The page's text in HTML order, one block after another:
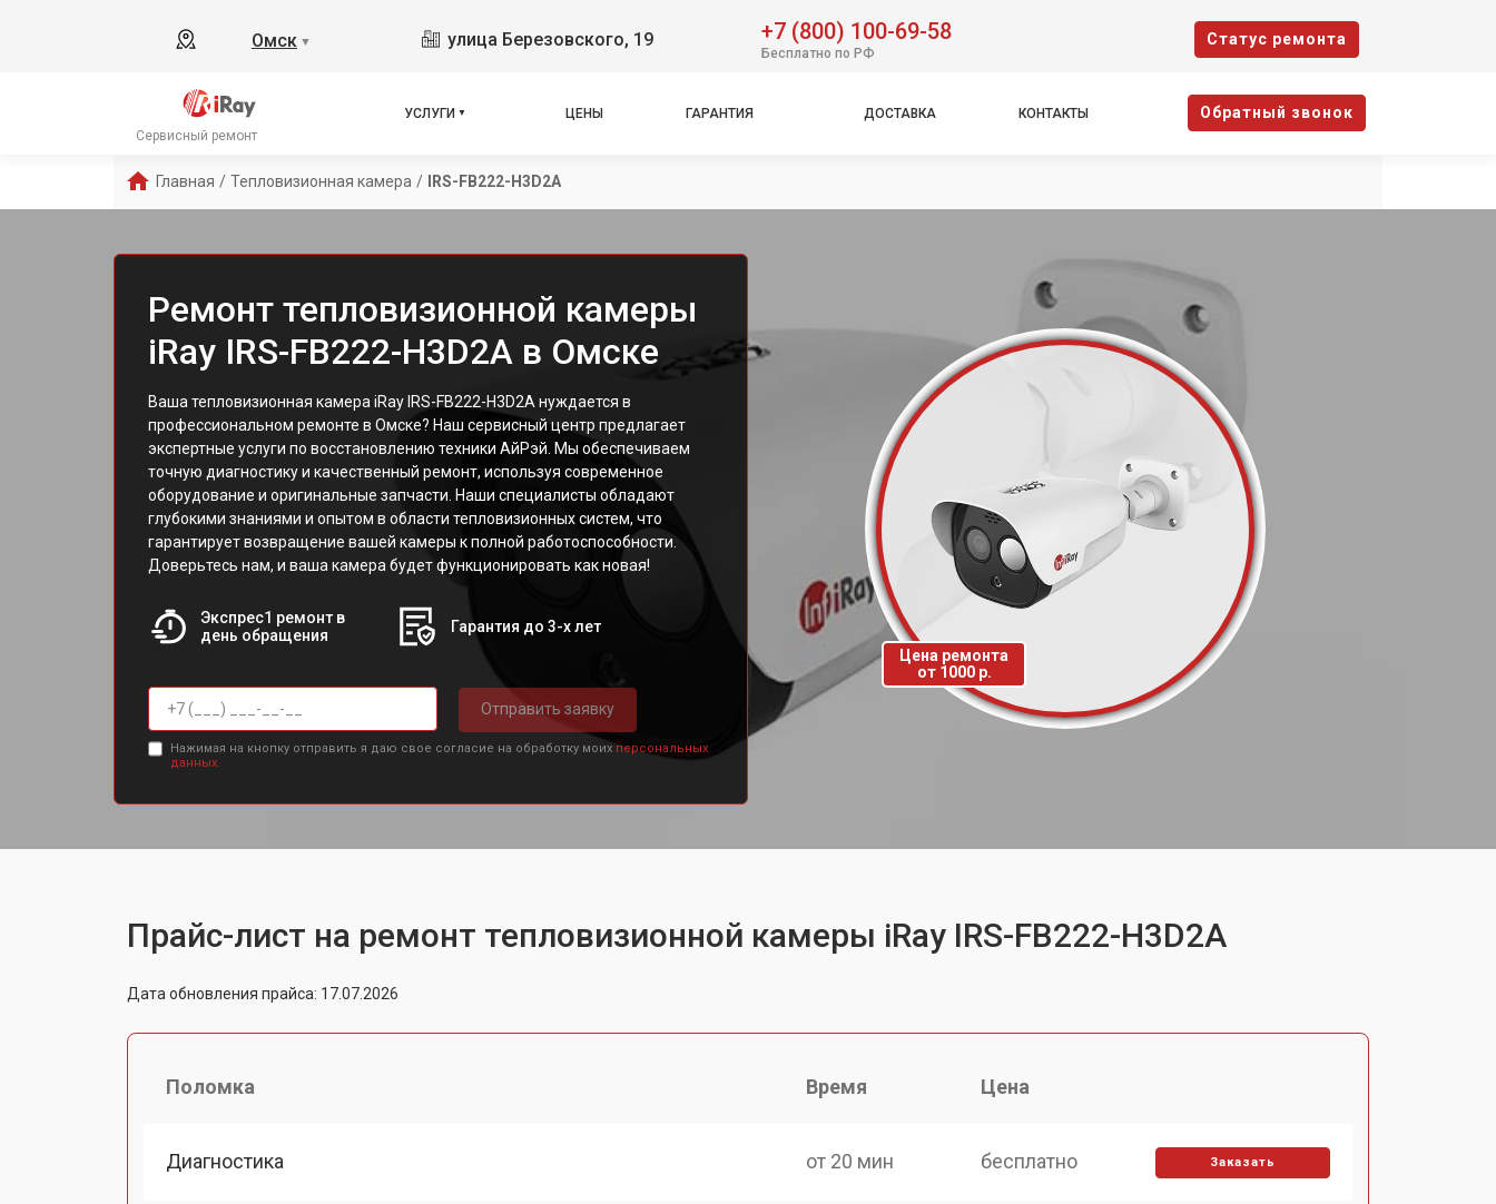
Омск ▼ улица Березовского, 19 +7 (800) 100-69-58
Бесплатно по РФ
Cтатус ремонта
Сервисный ремонт
УСЛУГИ ЦЕНЫ ГАРАНТИЯ ДОСТАВКА КОНТАКТЫ Oбратный звонок
Главная / Тепловизионная камера / IRS-FB222-H3D2A
Ремонт тепловизионной камеры
iRay IRS-FB222-H3D2A в Омске
Ваша тепловизионная камера iRay IRS-FB222-H3D2A нуждается в
профессиональном ремонте в Омске? Наш сервисный центр предлагает
экспертные услуги по восстановлению техники АйРэй. Мы обеспечиваем
точную диагностику и качественный ремонт, используя современное
оборудование и оригинальные запчасти. Наши специалисты обладают
глубокими знаниями и опытом в области тепловизионных систем, что
гарантирует возвращение вашей камеры к полной работоспособности.
Доверьтесь нам, и ваша камера будет функционировать как новая!
Экспрес1 ремонт в
день обращения
Гарантия до 3-х лет
Отправить заявку
Нажимая на кнопку отправить я даю свое согласие на обработку моих персональных
данных.
Цена ремонта
от 1000 р.
Прайс-лист на ремонт тепловизионной камеры iRay IRS-FB222-H3D2A
Дата обновления прайса: 17.07.2026
Поломка Время Цена
Диагностика от 20 мин бесплатно Заказать